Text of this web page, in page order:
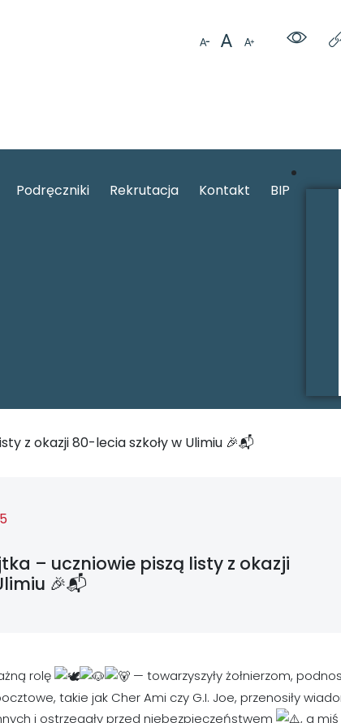
Podręczniki Rekrutacja Kontakt BIP
z okazji 80-lecia szkoły w Ulimiu 🎉📬
– uczniowie piszą listy z okazji
🎉📬
rolę
— towarzyszyły żołnierzom,
takie jak Cher Ami czy G.I. Joe, przenosiły
i ostrzegały przed niebezpieczeństwem
, a